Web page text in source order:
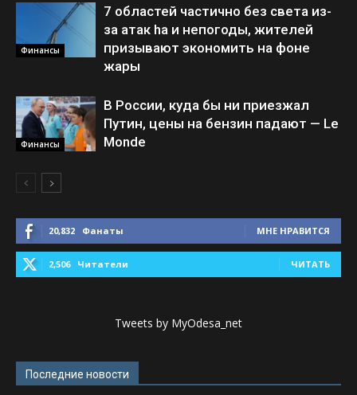
Финансы
7 областей частично без света из-
за атак ha и непогоды, жителей
призывают экономить на фоне
жары
Финансы
В России, куда бы ни приезжал
Путин, цены на бензин падают — Le
Monde
20,832 Фанаты МНЕ НРАВИТСЯ
2,506 Читатели ЧИТАТЬ
Tweets by MyOdesa_net
Последние новости